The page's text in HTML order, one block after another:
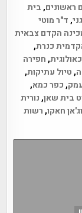
ראשונים,בית
,ד"ר מוטי
הקדם צבאית
כנרת,
,חפירה
,טיול עתיקות,
,כפר כמא,
בית שאן,נורית
חאקו,רשות